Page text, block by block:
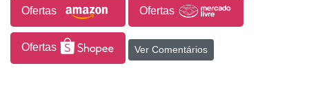
Acompanha manual de instruções que facilita o uso
e incentiva a atividade em dupla, promovendo
interação e diversão. As cores são sortidas e podem
variar conforme o lote. Indicado para estimular a
Ofertas Ofertas
Ofertas Ver Comentários